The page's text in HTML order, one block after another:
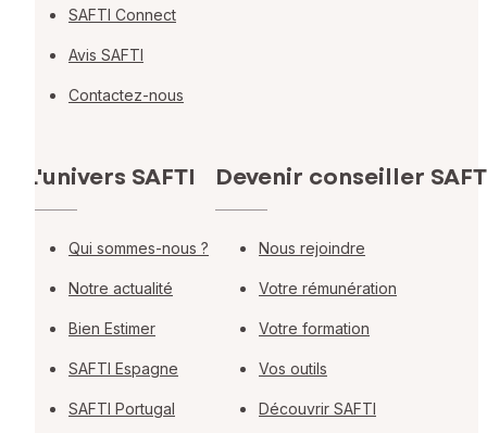
SAFTI Connect
Avis SAFTI
Contactez-nous
L'univers SAFTI
Qui sommes-nous ?
Notre actualité
Bien Estimer
SAFTI Espagne
SAFTI Portugal
Devenir conseiller
Nous rejoindre
Votre rémunération
Votre formation
Vos outils
Découvrir SAFTI